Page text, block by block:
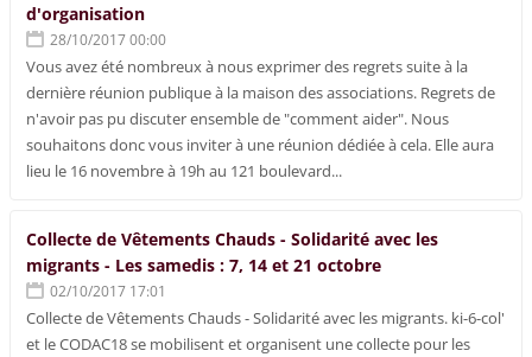
d'organisation
28/10/2017 00:00
Vous avez été nombreux à nous exprimer des regrets suite à la
dernière réunion publique à la maison des associations. Regrets de
n'avoir pas pu discuter ensemble de "comment aider". Nous
souhaitons donc vous inviter à une réunion dédiée à cela. Elle aura
lieu le 16 novembre à 19h au 121 boulevard...
Collecte de Vêtements Chauds - Solidarité avec les
migrants - Les samedis : 7, 14 et 21 octobre
02/10/2017 17:01
Collecte de Vêtements Chauds - Solidarité avec les migrants. ki-6-col'
et le CODAC18 se mobilisent et organisent une collecte pour les